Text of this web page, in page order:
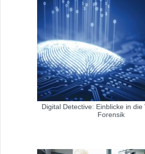
Digital Detective: Einblicke in die
Forensik